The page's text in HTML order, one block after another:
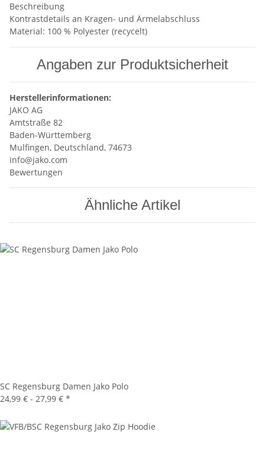
Beschreibung
Kontrastdetails an Kragen- und Ärmelabschluss
Material: 100 % Polyester (recycelt)
Angaben zur Produktsicherheit
Herstellerinformationen:
JAKO AG
Amtstraße 82
Baden-Württemberg
Mulfingen, Deutschland, 74673
info@jako.com
Bewertungen
Ähnliche Artikel
SC Regensburg Damen Jako Polo
24,99 € - 27,99 € *